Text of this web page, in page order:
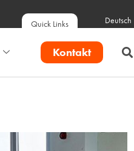
Quick Links Deutsch
Kontakt